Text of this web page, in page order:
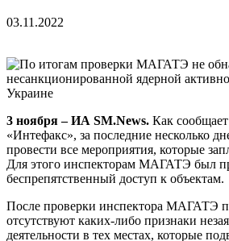
03.11.2022
3 ноября – ИА SM.News. Как сообщает
«Интефакс», за последние несколько
провести все мероприятия, которые
Для этого инспекторам МАГАТЭ был
беспрепятственный доступ к объектам.
После проверки инспектора МАГАТЭ
отсутствуют каких-либо признаки
деятельности в тех местах, которые